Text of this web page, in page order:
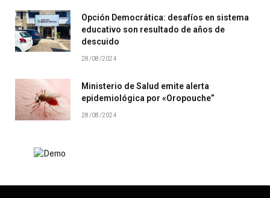
Opción Democrática: desafíos en sistema
educativo son resultado de años de
descuido
28/08/2024
Ministerio de Salud emite alerta
epidemiológica por «Oropouche”
28/08/2024